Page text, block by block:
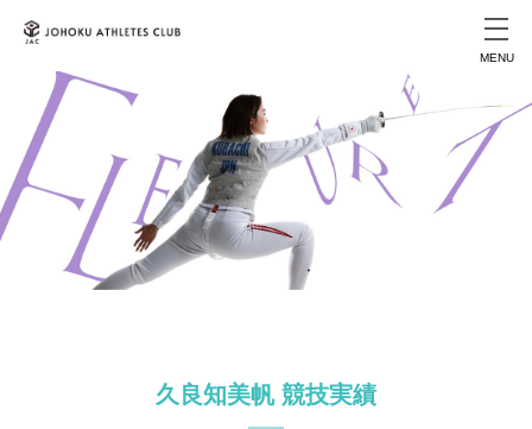
MENU
久良知美帆 競技実績